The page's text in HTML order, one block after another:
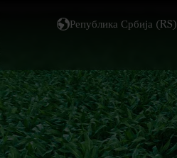
Република Србија (RS)